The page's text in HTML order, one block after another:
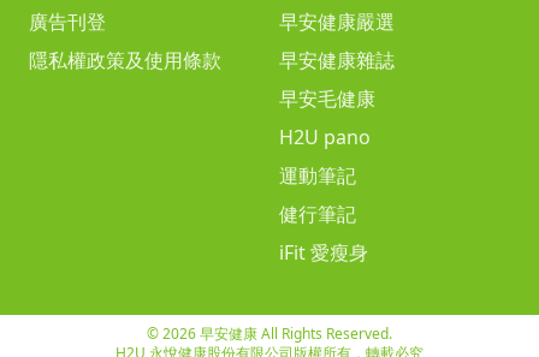
廣告刊登
隱私權政策及使用條款
早安健康嚴選
早安健康雜誌
早安毛健康
H2U pano
運動筆記
健行筆記
iFit 愛瘦身
© 2026 早安健康 All Rights Reserved.
H2U 永悅健康股份有限公司版權所有，轉載必究